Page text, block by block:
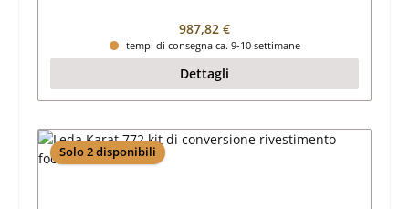
Prezzo normale:
987,82 €
tempi di consegna ca. 9-10 settimane
Dettagli
Solo 2 disponibili